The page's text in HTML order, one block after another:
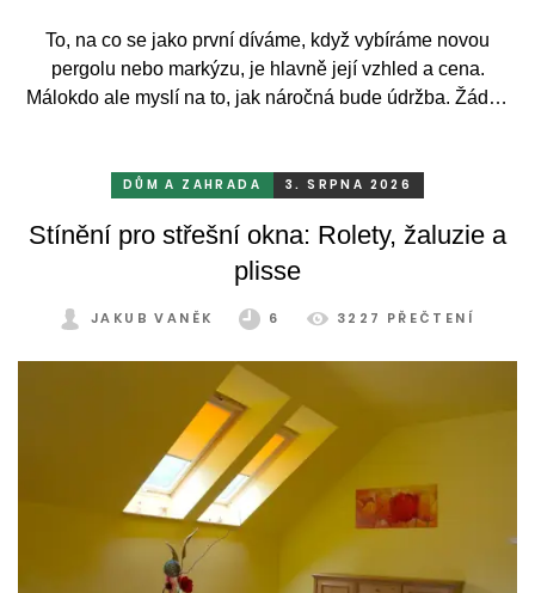
To, na co se jako první díváme, když vybíráme novou
pergolu nebo markýzu, je hlavně její vzhled a cena.
Málokdo ale myslí na to, jak náročná bude údržba. Žádný
mrazu, ale také prachu a pylu, což se na něm dříve či
DŮM A ZAHRADA 3. SRPNA 2026
Stínění pro střešní okna: Rolety, žaluzie a
plisse
JAKUB VANĚK 6 3227 PŘEČTENÍ